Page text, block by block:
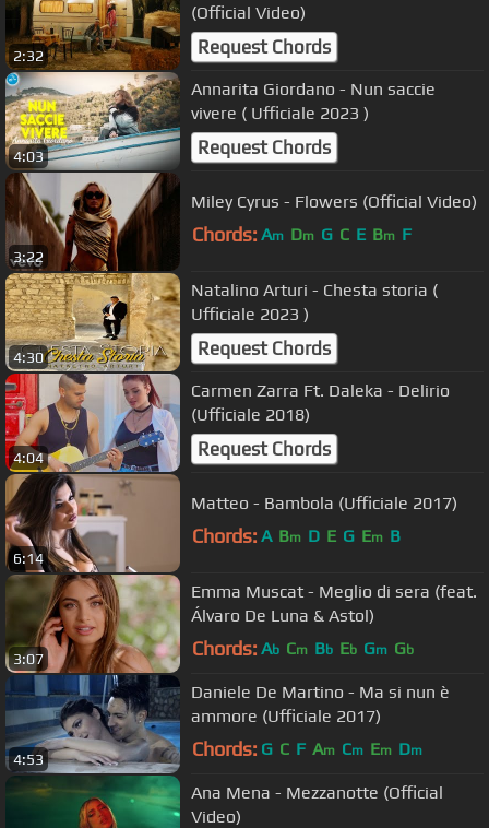
2:32
(Official Video)
Request Chords
4:03
Annarita Giordano - Nun saccie
vivere ( Ufficiale 2023 )
Request Chords
3:22
Miley Cyrus - Flowers (Official Video)
Chords: Am Dm G C E Bm F
4:30
Natalino Arturi - Chesta storia (
Ufficiale 2023 )
Request Chords
4:04
Carmen Zarra Ft. Daleka - Delirio
(Ufficiale 2018)
Request Chords
6:14
Matteo - Bambola (Ufficiale 2017)
Chords: A Bm D E G Em B
3:07
Emma Muscat - Meglio di sera (feat.
Álvaro De Luna & Astol)
Chords: Ab Cm Bb Eb Gm Gb
4:53
Daniele De Martino - Ma si nun è
ammore (Ufficiale 2017)
Chords: G C F Am Cm Em Dm
Ana Mena - Mezzanotte (Official
Video)